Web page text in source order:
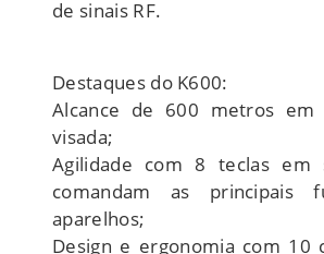
de sinais RF.
Destaques do K600:
Alcance de 600 metros em
visada;
Agilidade com 8 teclas em
comandam as principais
aparelhos;
Design e ergonomia com 10